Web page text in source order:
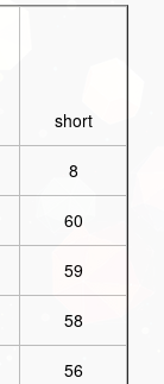
short
8
60
59
58
56